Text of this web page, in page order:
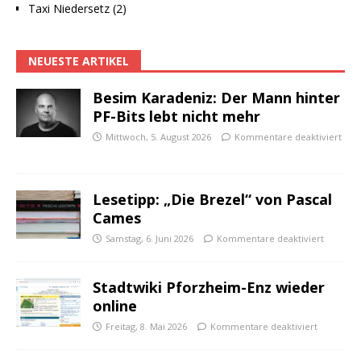
Taxi Niedersetz (2)
NEUESTE ARTIKEL
Besim Karadeniz: Der Mann hinter
PF-Bits lebt nicht mehr
Mittwoch, 5. August 2026 Kommentare deaktiviert
Lesetipp: „Die Brezel“ von Pascal
Cames
Samstag, 6. Juni 2026 Kommentare deaktiviert
Stadtwiki Pforzheim-Enz wieder
online
Freitag, 8. Mai 2026 Kommentare deaktiviert